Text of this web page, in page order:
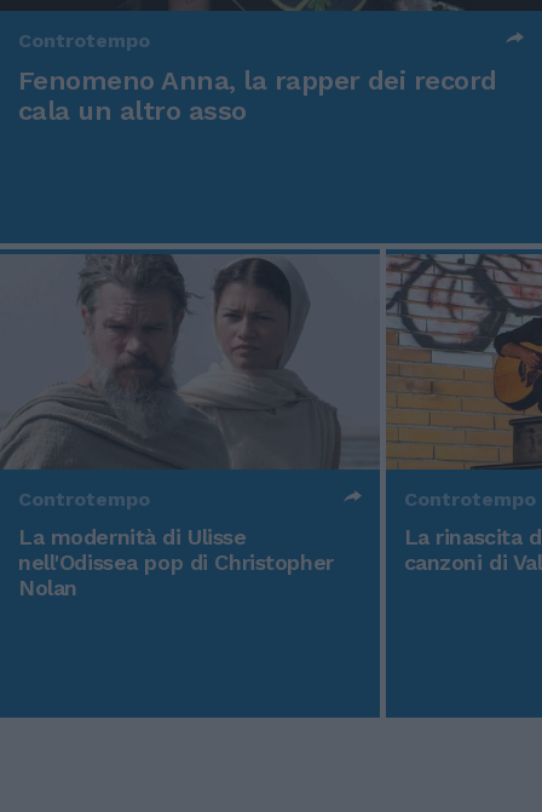
Controtempo
Fenomeno Anna, la rapper dei record
cala un altro asso
Controtempo
La modernità di Ulisse
nell'Odissea pop di Christopher
Nolan
Controtempo
La rinascita
canzoni di